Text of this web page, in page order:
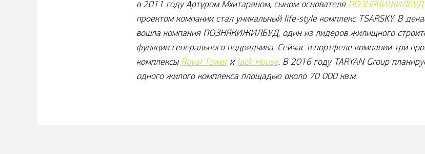
в 2011 году Артуром Мхитаряном, сыном основателя ПОЗНЯКИЖИЛБУД
проектом компании стал уникальный life-style комплекс TSARSKY. В
вошла компания ПОЗНЯКИЖИЛБУД, один из лидеров жилищного
функции генерального подрядчика. Сейчас в портфеле компании три
комплексы Royal Towerи Jack House. В 2016 году TARYAN Group
одного жилого комплекса площадью около 70 000 кв.м.